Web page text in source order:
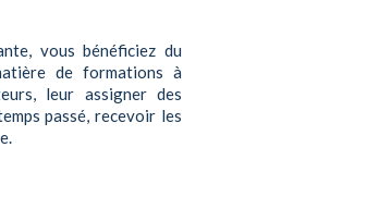
vous bénéficiez du
de formations à
leur assigner des
passé, recevoir les